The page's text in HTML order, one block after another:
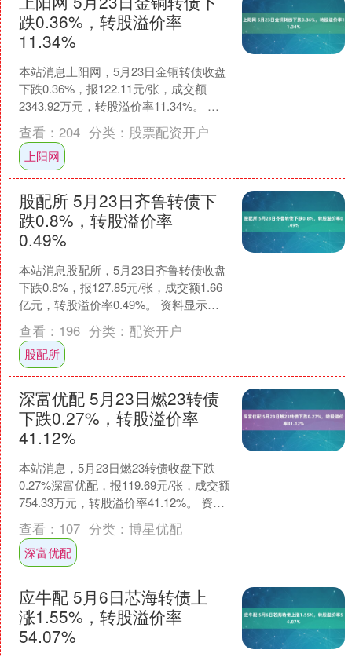
跌0.36%，转股溢价率
11.34%
本站消息上阳网，5月23日金铜转债收盘
下跌0.36%，报122.11元/张，成交额
2343.92万元，转股溢价率11.34%。 资
料显示，金铜转债信用级别为“A....
查看： 204 分类： 股票配资开户
上阳网
股配所 5月23日齐鲁转债下
跌0.8%，转股溢价率
0.49%
本站消息股配所，5月23日齐鲁转债收盘
下跌0.8%，报127.85元/张，成交额1.66
亿元，转股溢价率0.49%。 资料显示，
齐鲁转债信用级别为“AAA”，债....
查看： 196 分类： 配资开户
股配所
深富优配 5月23日燃23转债
下跌0.27%，转股溢价率
41.12%
本站消息，5月23日燃23转债收盘下跌
0.27%深富优配，报119.69元/张，成交额
754.33万元，转股溢价率41.12%。 资料
显示，燃23转债信用级别为....
查看： 107 分类： 博星优配
深富优配
应牛配 5月6日芯海转债上
涨1.55%，转股溢价率
54.07%